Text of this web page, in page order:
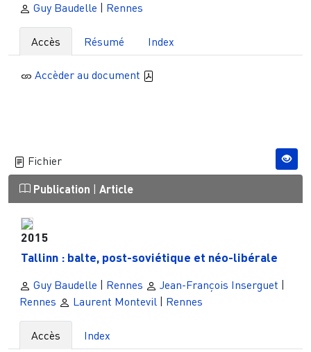
Guy Baudelle Rennes
Accès Résumé Index
Accèder au document
Fichier
Publication | Article
2015
Tallinn : balte, post-soviétique et néo-libérale
Guy Baudelle Rennes Jean-François Inserguet
Rennes
Laurent Montevil Rennes
Accès Index